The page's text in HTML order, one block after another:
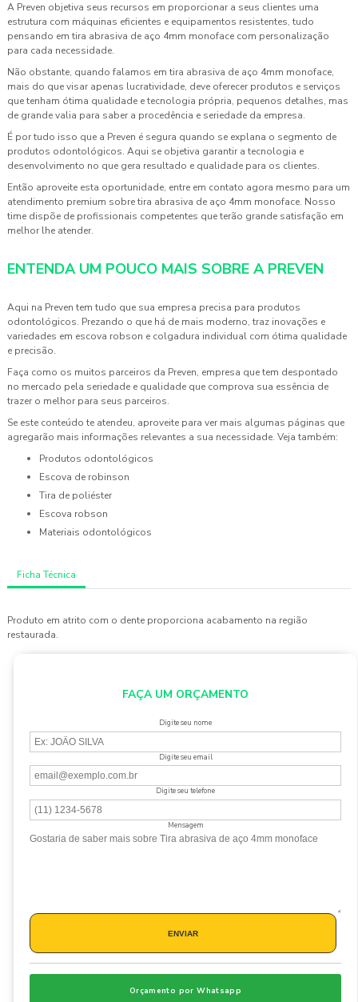
A Preven objetiva seus recursos em proporcionar a seus clientes uma
estrutura com máquinas eficientes e equipamentos resistentes, tudo
pensando em tira abrasiva de aço 4mm monoface com personalização
para cada necessidade.
Não obstante, quando falamos em tira abrasiva de aço 4mm monoface,
mais do que visar apenas lucratividade, deve oferecer produtos e serviços
que tenham ótima qualidade e tecnologia própria, pequenos detalhes, mas
de grande valia para saber a procedência e seriedade da empresa.
É por tudo isso que a Preven é segura quando se explana o segmento de
produtos odontológicos. Aqui se objetiva garantir a tecnologia e
desenvolvimento no que gera resultado e qualidade para os clientes.
Então aproveite esta oportunidade, entre em contato agora mesmo para um
atendimento premium sobretira abrasiva de aço 4mm monoface. Nosso
time dispõe de profissionais competentes que terão grande satisfação em
melhor lhe atender.
ENTENDA UM POUCO MAIS SOBRE A PREVEN
Aqui na Preven tem tudo que sua empresa precisa para produtos
odontológicos. Prezando o que há de mais moderno, traz inovações e
variedades em escova robson e colgadura individual com ótima qualidade
e precisão.
Faça como os muitos parceiros da Preven, empresa que tem despontado
no mercado pela seriedade e qualidade que comprova sua essência de
trazer o melhor para seus parceiros.
Se este conteúdo te atendeu, aproveite para ver mais algumas páginas que
agregarão mais informações relevantes a sua necessidade. Veja também:
produtos odontológicos
escova de robinson
tira de poliéster
escova robson
materiais odontológicos
Ficha Técnica
Produto em atrito com o dente proporciona acabamento na região
restaurada.
FAÇA UM ORÇAMENTO
Digite seu nome
Digite seu email
Digite seu telefone
Mensagem
Orçamento por Whatsapp